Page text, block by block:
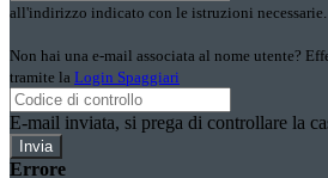
all'indirizzo indicato con le istruzioni necessarie.
Non hai una e-mail associata al nome utente?
tramite la Login Spaggiari
E-mail inviata, si prega di controllare la
Errore